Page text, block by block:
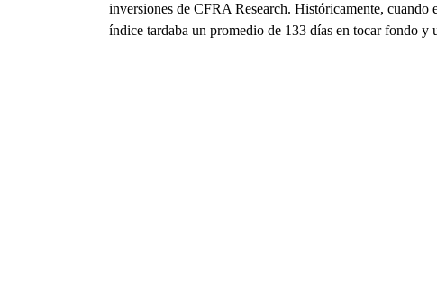
inversiones de CFRA Research. Históricamente,
índice tardaba un promedio de 133 días en tocar fondo y